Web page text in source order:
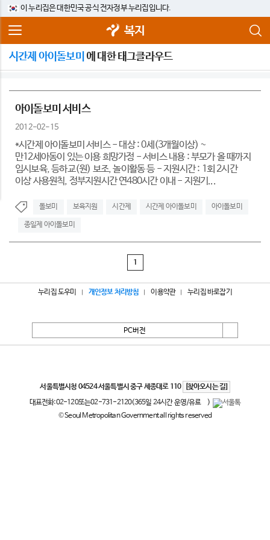
이 누리집은 대한민국 공식 전자정부 누리집입니다.
복지
시간제 아이돌보미 에 대한 태그클라우드
아이돌보미 서비스
2012-02-15
*시간제 아이돌보미 서비스 - 대상 : 0세(3개월이상) ~
만12세아동이 있는 이용 희망가정 - 서비스 내용 : 부모가 올 때까지
임시보육, 등하교(원) 보조, 놀이활동 등 - 지원시간 : 1회 2시간
이상 사용원칙, 정부지원시간 연480시간 이내 - 지원기...
돌보미 보육지원 시간제 시간제 아이돌보미 아이돌보미
종일제 아이돌보미
1
누리집 도우미 개인정보 처리방침 이용약관 누리집 바로잡기
PC버전
서울특별시청 04524 서울특별시 중구 세종대로 110
[찾아오시는 길]
대표전화:02-120또는02-731-2120(365일 24시간 운영/유료
)
© Seoul Metropolitan Government all rights reserved